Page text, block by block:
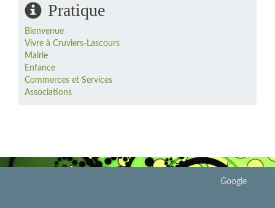
Pratique
Bienvenue
Vivre à Cruviers-Lascours
Mairie
Enfance
Commerces et Services
Associations
Google